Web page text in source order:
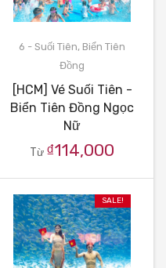
6 - Suối Tiên, Biển Tiên
Đồng
[HCM] Vé Suối Tiên -
Biển Tiên Đồng Ngọc
Nữ
Từ ₫114,000
SALE!